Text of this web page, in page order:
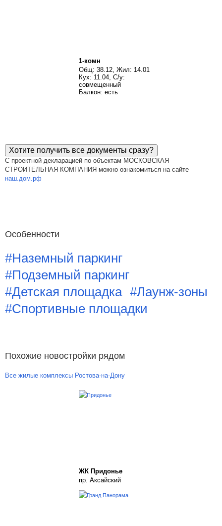
1-комн
Общ: 38.12, Жил: 14.01
Кух: 11.04, С/у:
совмещенный
Балкон: есть
Хотите получить все документы сразу?
С проектной декларацией по объектам МОСКОВСКАЯ
СТРОИТЕЛЬНАЯ КОМПАНИЯ можно ознакомиться на сайте
наш.дом.рф
Особенности
#Наземный паркинг
#Подземный паркинг
#Детская площадка #Лаунж-зоны
#Спортивные площадки
Похожие новостройки рядом
Все жилые комплексы Ростова-на-Дону
ЖК Придонье
пр. Аксайский